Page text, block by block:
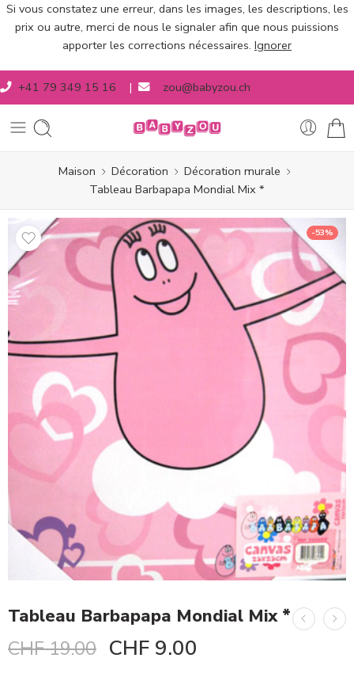
Si vous constatez une erreur, dans les images, les descriptions, les
prix ou autre, merci de nous le signaler afin que nous puissions
apporter les corrections nécessaires. Ignorer
+41 79 349 15 16 | zou@babyzou.ch
Maison Décoration
Décoration murale
Tableau Barbapapa Mondial Mix *
-53%
Tableau Barbapapa Mondial Mix *
CHF19.00 CHF 9.00